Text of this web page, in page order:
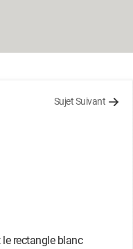
Sujet Suivant
le rectangle blanc